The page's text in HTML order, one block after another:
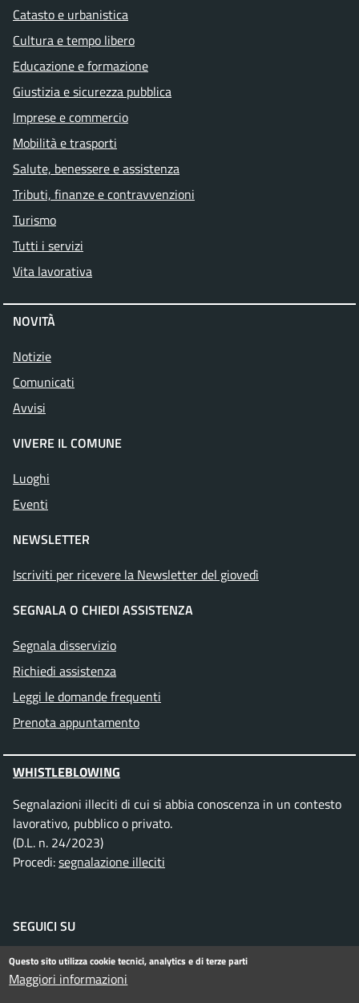
Catasto e urbanistica
Cultura e tempo libero
Educazione e formazione
Giustizia e sicurezza pubblica
Imprese e commercio
Mobilità e trasporti
Salute, benessere e assistenza
Tributi, finanze e contravvenzioni
Turismo
Tutti i servizi
Vita lavorativa
NOVITÀ
Notizie
Comunicati
Avvisi
VIVERE IL COMUNE
Luoghi
Eventi
NEWSLETTER
Iscriviti per ricevere la Newsletter del giovedì
SEGNALA O CHIEDI ASSISTENZA
Segnala disservizio
Richiedi assistenza
Leggi le domande frequenti
Prenota appuntamento
WHISTLEBLOWING
Segnalazioni illeciti di cui si abbia conoscenza in un contesto
lavorativo, pubblico o privato.
(D.L. n. 24/2023)
Procedi:segnalazione illeciti
SEGUICI SU
Facebook
Instagram
Telegram
TwitterWhatsApp
YouTube
Questo sito utilizza cookie tecnici, analytics e di terze parti
Maggiori informazioni